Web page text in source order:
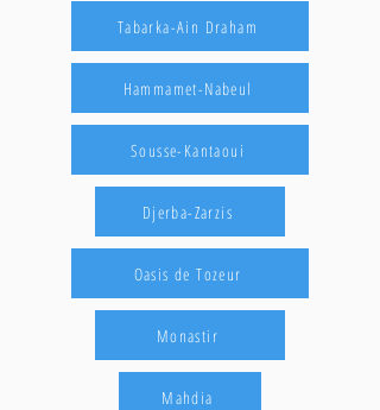
Tabarka-Ain Draham
Hammamet-Nabeul
Sousse-Kantaoui
Djerba-Zarzis
Oasis de Tozeur
Monastir
Mahdia